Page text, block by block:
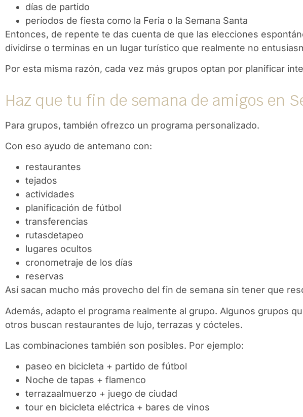
días de partido
períodos de fiesta como la Feria o la Semana Santa
Entonces, de repente te das cuenta de que las elecciones
dividirse o terminas en un lugar turístico que realmente no
Por esta misma razón, cada vez más grupos optan por planificar
Haz que tu fin de semana de amigos en
Para grupos, también ofrezco un programa personalizado.
Con eso ayudo de antemano con:
restaurantes
tejados
actividades
planificación de fútbol
transferencias
rutasdetapeo
lugares ocultos
cronometraje de los días
reservas
Así sacan mucho más provecho del fin de semana sin tener que
Además, adapto el programa realmente al grupo. Algunos grupos
otros buscan restaurantes de lujo, terrazas y cócteles.
Las combinaciones también son posibles. Por ejemplo:
paseo en bicicleta + partido de fútbol
Noche de tapas + flamenco
terrazaalmuerzo + juego de ciudad
tour en bicicleta eléctrica + bares de vinos